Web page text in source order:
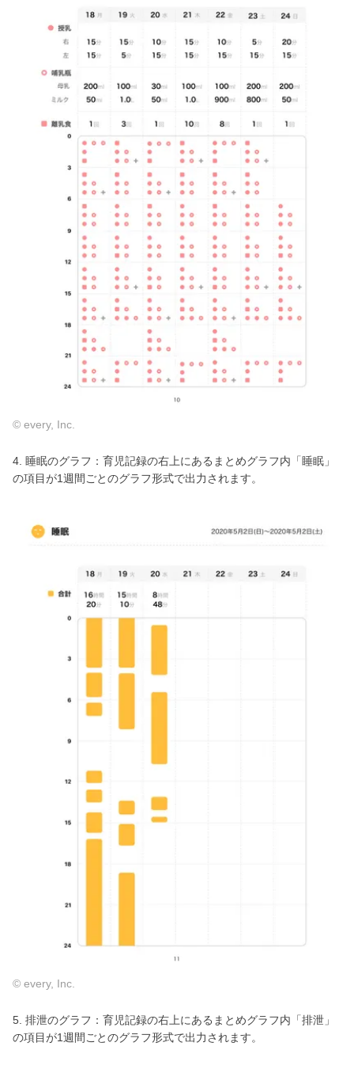
© every, Inc.
4. 睡眠のグラフ：育児記録の右上にあるまとめグラフ内「睡眠」
の項目が1週間ごとのグラフ形式で出力されます。
© every, Inc.
5. 排泄のグラフ：育児記録の右上にあるまとめグラフ内「排泄」
の項目が1週間ごとのグラフ形式で出力されます。